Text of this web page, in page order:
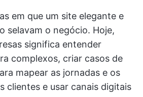
em que um site elegante e
selavam o negócio. Hoje,
significa entender
complexos, criar casos de
mapear as jornadas e os
clientes e usar canais digitais